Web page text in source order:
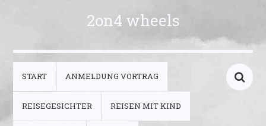
2on4 wheels
START ANMELDUNG VORTRAG
REISEGESICHTER REISEN MIT KIND